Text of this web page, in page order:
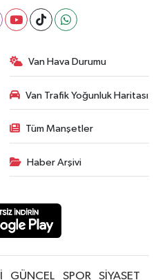
Van Hava Durumu
Van Trafik Yoğunluk Haritası
Tüm Manşetler
Haber Arşivi
GÜNCEL SPOR SİYASET